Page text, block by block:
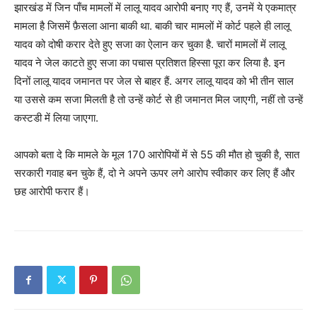
झारखंड में जिन पाँच मामलों में लालू यादव आरोपी बनाए गए हैं, उनमें ये एकमात्र
मामला है जिसमें फ़ैसला आना बाकी था. बाकी चार मामलों में कोर्ट पहले ही लालू
यादव को दोषी करार देते हुए सजा का ऐलान कर चुका है. चारों मामलों में लालू
यादव ने जेल काटते हुए सजा का पचास प्रतिशत हिस्सा पूरा कर लिया है. इन
दिनों लालू यादव जमानत पर जेल से बाहर हैं. अगर लालू यादव को भी तीन साल
या उससे कम सजा मिलती है तो उन्हें कोर्ट से ही जमानत मिल जाएगी, नहीं तो उन्हें
कस्टडी में लिया जाएगा.
आपको बता दे कि मामले के मूल 170 आरोपियों में से 55 की मौत हो चुकी है, सात
सरकारी गवाह बन चुके हैं, दो ने अपने ऊपर लगे आरोप स्वीकार कर लिए हैं और
छह आरोपी फरार हैं।